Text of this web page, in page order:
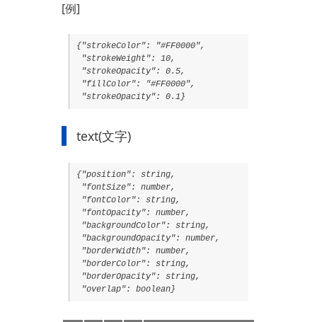
[例]
{"strokeColor": "#FF0000",
"strokeWeight": 10,
"strokeOpacity": 0.5,
"fillColor": "#FF0000",
"strokeOpacity": 0.1}
text(文字)
{"position": string,
"fontSize": number,
"fontColor": string,
"fontOpacity": number,
"backgroundColor": string,
"backgroundOpacity": number,
"borderWidth": number,
"borderColor": string,
"borderOpacity": string,
"overlap": boolean}